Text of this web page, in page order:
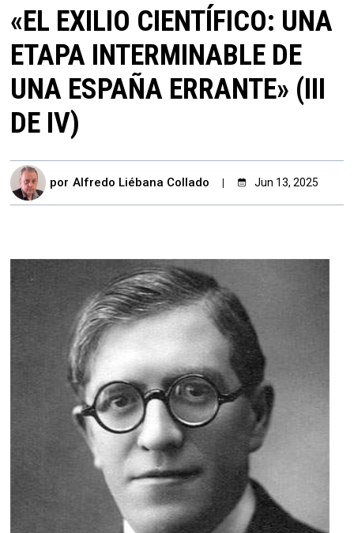
«EL EXILIO CIENTÍFICO: UNA
ETAPA INTERMINABLE DE
UNA ESPAÑA ERRANTE» (III
DE IV)
por Alfredo Liébana Collado Jun 13, 2025